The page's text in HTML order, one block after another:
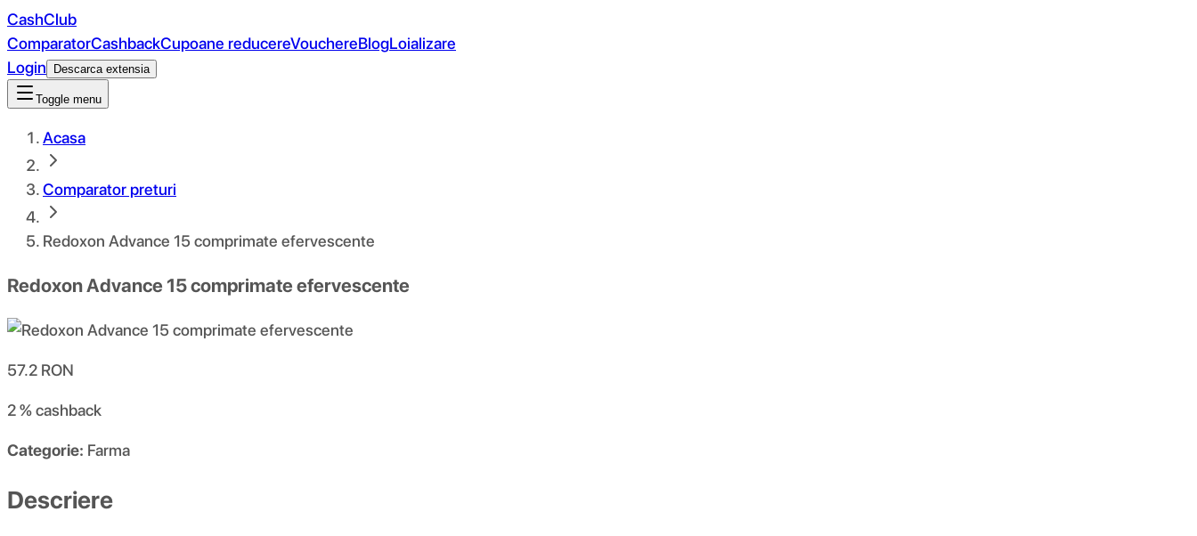
CashClub
ComparatorCashbackCupoane reducereVouchereBlogLoializare
Login
Descarca extensia
Toggle menu
Acasa
Comparator preturi
Redoxon Advance 15 comprimate efervescente
Redoxon Advance 15 comprimate efervescente
57.2 RON
2 %cashback
Categorie: Farma
Descriere